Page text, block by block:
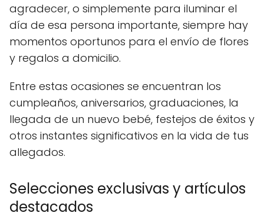
agradecer, o simplemente para iluminar el
día de esa persona importante, siempre hay
momentos oportunos para el envío de flores
y regalos a domicilio.
Entre estas ocasiones se encuentran los
cumpleaños, aniversarios, graduaciones, la
llegada de un nuevo bebé, festejos de éxitos y
otros instantes significativos en la vida de tus
allegados.
Selecciones exclusivas y artículos
destacados